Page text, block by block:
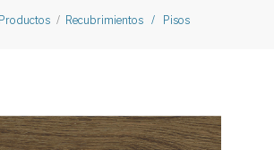
Productos Recubrimientos / Pisos